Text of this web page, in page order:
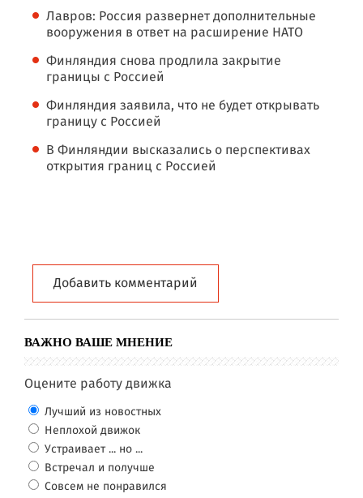
Лавров: Россия развернет дополнительные
вооружения в ответ на расширение НАТО
Финляндия снова продлила закрытие
границы с Россией
Финляндия заявила, что не будет открывать
границу с Россией
В Финляндии высказались о перспективах
открытия границ с Россией
Добавить комментарий
ВАЖНО ВАШЕ МНЕНИЕ
Оцените работу движка
Лучший из новостных
Неплохой движок
Устраивает ... но ...
Встречал и получше
Совсем не понравился